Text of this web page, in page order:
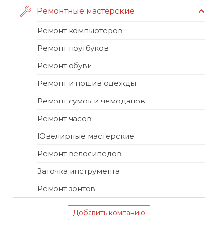
Ремонтные мастерские
Ремонт компьютеров
Ремонт ноутбуков
Ремонт обуви
Ремонт и пошив одежды
Ремонт сумок и чемоданов
Ремонт часов
Ювелирные мастерские
Ремонт велосипедов
Заточка инструмента
Ремонт зонтов
Добавить компанию